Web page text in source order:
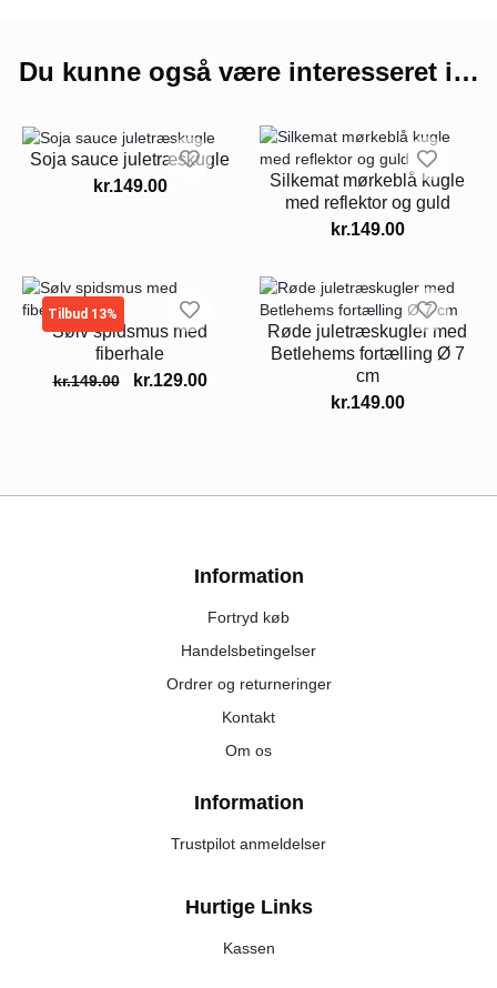
Du kunne også være interesseret i…
Soja sauce juletræskugle
kr.149.00
Silkemat mørkeblå kugle
med reflektor og guld
kr.149.00
Tilbud 13%
Sølv spidsmus med
fiberhale
kr.149.00 kr.129.00
Røde juletræskugler med
Betlehems fortælling Ø 7
cm
kr.149.00
Information
Fortryd køb
Handelsbetingelser
Ordrer og returneringer
Kontakt
Om os
Information
Trustpilot anmeldelser
Hurtige Links
Kassen